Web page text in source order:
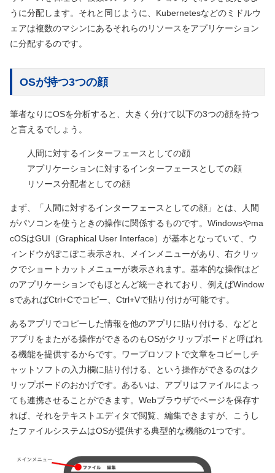
うに分配します。それと同じように、Kubernetesなどのミドルウ
ェアは複数のマシンにあるそれらのリソースをアプリケーション
に分配するのです。
OSが持つ3つの顔
筆者なりにOSを分析すると、大きく分けて以下の3つの顔を持つ
と言えるでしょう。
人間に対するインターフェースとしての顔
アプリケーションに対するインターフェースとしての顔
リソース分配者としての顔
まず、「人間に対するインターフェースとしての顔」とは、人間
がパソコンを使うときの操作に関係するものです。Windowsやma
cOSはGUI（Graphical User Interface）が基本となっていて、ウ
ィンドウがぽこぽこ表示され、メインメニューがあり、右クリッ
クでショートカットメニューが表示されます。基本的な操作はど
のアプリケーションでもほとんど統一されており、例えばWindow
sであればCtrl+Cでコピー、Ctrl+Vで貼り付けが可能です。
あるアプリでコピーした情報を他のアプリに貼り付ける、などと
アプリをまたがる操作ができるのもOSがクリップボードと呼ばれ
る機能を提供するからです。ワープロソフトで文章をコピーしチ
ャットソフトの入力欄に貼り付ける、という操作ができるのはク
リップボードのおかげです。あるいは、アプリはファイルによっ
ても連携させることができます。Webブラウザでページを保存す
れば、それをテキストエディタで閲覧、編集できますが、こうし
たファイルシステムはOSが提供する典型的な機能の1つです。